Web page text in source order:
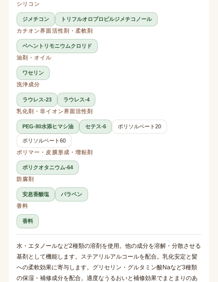
シリコン
ジメチコン
トリフルオロプロピルジメチコノール
カチオン界面活性剤・柔軟剤
ベヘントリモニウムクロリド
油剤・オイル
ワセリン
洗浄成分
ラウレス-23
ラウレス-4
乳化剤・非イオン界面活性剤
PEG-80水添ヒマシ油 セテス-6 ポリソルベート20
ポリソルベート60
ポリマー・皮膜形成・増粘剤
ポリクオタニウム-64
防腐剤
安息香酸塩
パラベン
香料
香料
水・エタノールなど2種類の溶剤を使用。他の成分を溶解・分散させる
基剤として機能します。ステアリルアルコールを配合。乳化安定と髪
への柔軟効果に寄与します。グリセリン・グルタミン酸Naなど3種類
の保湿・補修成分を配合。適度なうるおいと補修効果でまとまりのあ